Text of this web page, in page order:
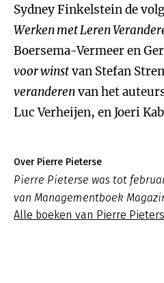
Sydney Finkelstein de
Werken met Leren
Boersema-Vermeer en
voor winstvan Stefan
veranderenvan het
Luc Verheijen, en Joeri
Over Pierre Pieterse
Pierre Pieterse was tot
van Managementboek
Alle boeken van Pierre